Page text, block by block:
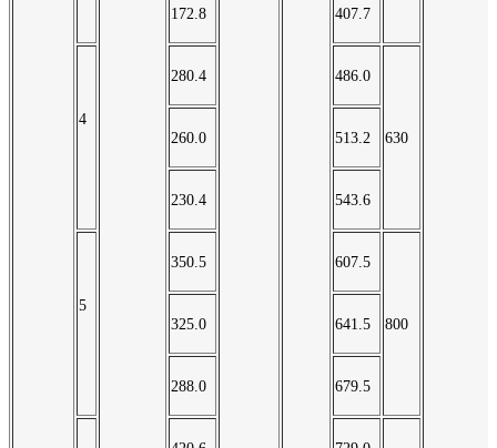
172.8 407.7
4
280.4 486.0
630
260.0 513.2
230.4 543.6
5
350.5 607.5
800
325.0 641.5
288.0 679.5